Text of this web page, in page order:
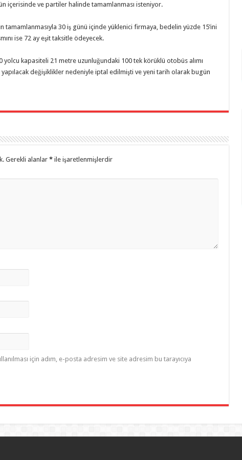
içerisinde ve partiler halinde tamamlanması isteniyor.
tamamlanmasıyla 30 iş günü içinde yüklenici firmaya, bedelin yüzde 15’ini
ise 72 ay eşit taksitle ödeyecek.
yolcu kapasiteli 21 metre uzunluğundaki 100 tek körüklü otobüs alımı
değişiklikler nedeniyle iptal edilmişti ve yeni tarih olarak bugün
Gerekli alanlar *ile işaretlenmişlerdir
için adım, e-posta adresim ve site adresim bu tarayıcıya